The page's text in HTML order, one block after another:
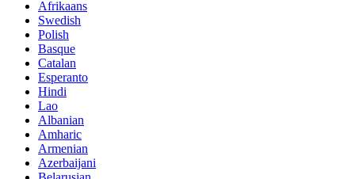
Afrikaans
Swedish
Polish
Basque
Catalan
Esperanto
Hindi
Lao
Albanian
Amharic
Armenian
Azerbaijani